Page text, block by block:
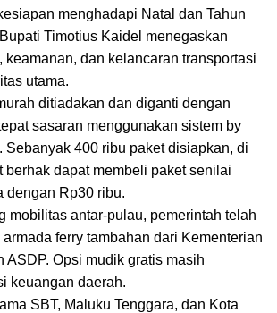
menghadapi Natal dan Tahun
Timotius Kaidel menegaskan
keamanan, dan kelancaran transportasi
utama.
ditiadakan dan diganti dengan
sasaran menggunakan sistem by
Sebanyak 400 ribu paket disiapkan, di
berhak dapat membeli paket senilai
dengan Rp30 ribu.
mobilitas antar-pulau, pemerintah telah
ferry tambahan dari Kementerian
ASDP. Opsi mudik gratis masih
keuangan daerah.
SBT, Maluku Tenggara, dan Kota